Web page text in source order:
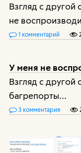
Взгляд с другой
не
1 комментарий
У меня не
Взгляд с другой
багрепорты...
3 комментария